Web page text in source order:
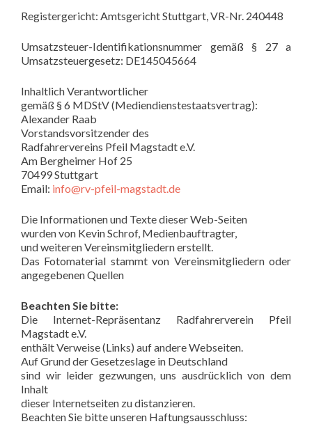
Registergericht: Amtsgericht Stuttgart, VR-Nr. 240448
Umsatzsteuer-Identifikationsnummer gemäß § 27 a
Umsatzsteuergesetz: DE145045664
Inhaltlich Verantwortlicher
gemäß § 6 MDStV (Mediendienstestaatsvertrag):
Alexander Raab
Vorstandsvorsitzender des
Radfahrervereins Pfeil Magstadt e.V.
Am Bergheimer Hof 25
70499 Stuttgart
Email: info@rv-pfeil-magstadt.de
Die Informationen und Texte dieser Web-Seiten
wurden von Kevin Schrof, Medienbauftragter,
und weiteren Vereinsmitgliedern erstellt.
Das Fotomaterial stammt von Vereinsmitgliedern oder
angegebenen Quellen
Beachten Sie bitte:
Die Internet-Repräsentanz Radfahrerverein Pfeil
Magstadt e.V.
enthält Verweise (Links) auf andere Webseiten.
Auf Grund der Gesetzeslage in Deutschland
sind wir leider gezwungen, uns ausdrücklich von dem
Inhalt
dieser Internetseiten zu distanzieren.
Beachten Sie bitte unseren Haftungsausschluss: